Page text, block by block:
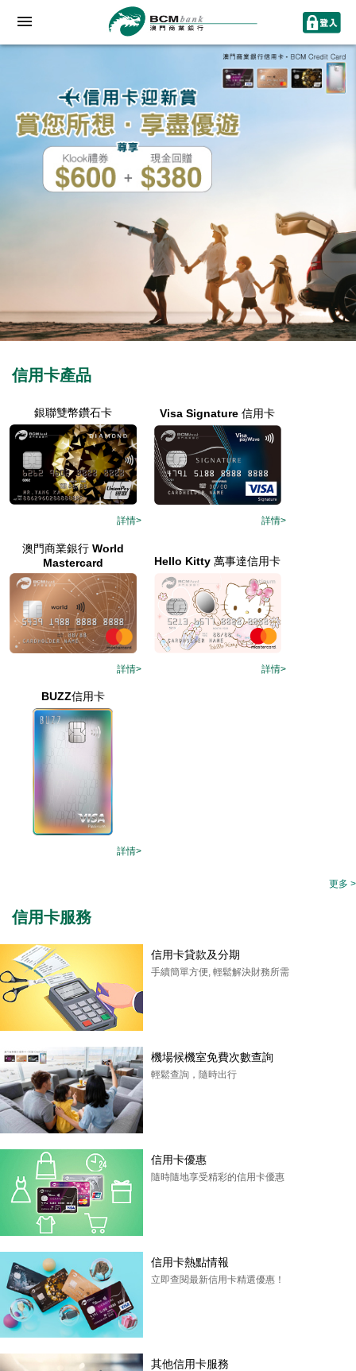
信用卡產品
銀聯雙幣鑽石卡
詳情>
Visa Signature 信用卡
詳情>
澳門商業銀行 World
Mastercard
詳情>
Hello Kitty 萬事達信用卡
詳情>
BUZZ信用卡
詳情>
更多 >
信用卡服務
信用卡貸款及分期
手續簡單方便, 輕鬆解決財務所需
機場候機室免費次數查詢
輕鬆查詢，隨時出行
信用卡優惠
隨時隨地享受精彩的信用卡優惠
信用卡熱點情報
立即查閱最新信用卡精選優惠！
其他信用卡服務